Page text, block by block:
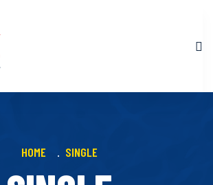
HOME SINGLE